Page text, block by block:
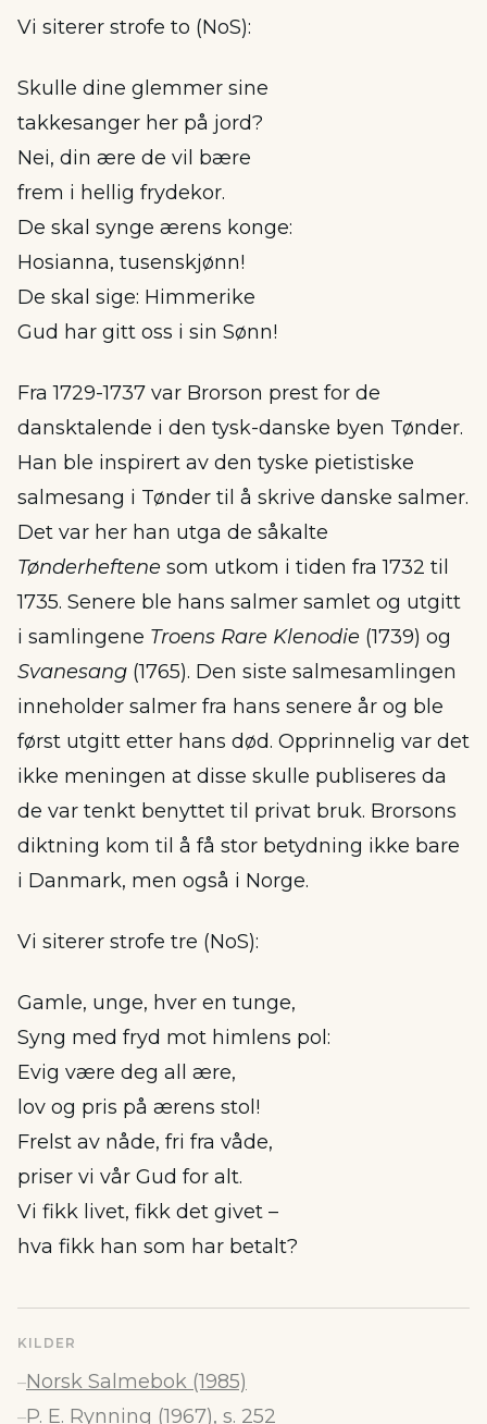
Vi siterer strofe to (NoS):
Skulle dine glemmer sine
takkesanger her på jord?
Nei, din ære de vil bære
frem i hellig frydekor.
De skal synge ærens konge:
Hosianna, tusenskjønn!
De skal sige: Himmerike
Gud har gitt oss i sin Sønn!
Fra 1729-1737 var Brorson prest for de
dansktalende i den tysk-danske byen Tønder.
Han ble inspirert av den tyske pietistiske
salmesang i Tønder til å skrive danske salmer.
Det var her han utga de såkalte
Tønderheftene som utkom i tiden fra 1732 til
1735. Senere ble hans salmer samlet og utgitt
i samlingene Troens Rare Klenodie (1739) og
Svanesang (1765). Den siste salmesamlingen
inneholder salmer fra hans senere år og ble
først utgitt etter hans død. Opprinnelig var det
ikke meningen at disse skulle publiseres da
de var tenkt benyttet til privat bruk. Brorsons
diktning kom til å få stor betydning ikke bare
i Danmark, men også i Norge.
Vi siterer strofe tre (NoS):
Gamle, unge, hver en tunge,
Syng med fryd mot himlens pol:
Evig være deg all ære,
lov og pris på ærens stol!
Frelst av nåde, fri fra våde,
priser vi vår Gud for alt.
Vi fikk livet, fikk det givet –
hva fikk han som har betalt?
KILDER
–Norsk Salmebok (1985)
–P. E. Rynning (1967), s. 252